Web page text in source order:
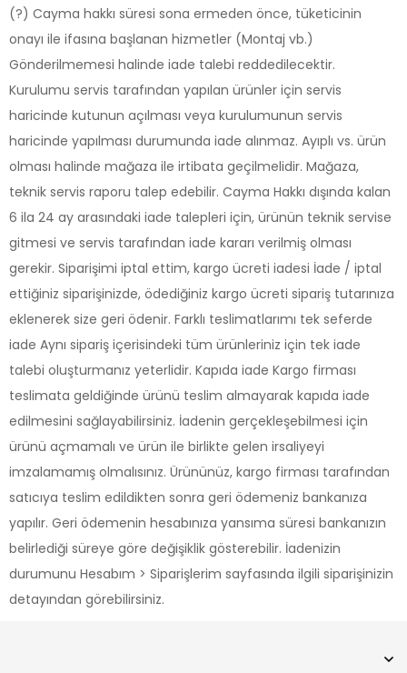
(?) Cayma hakkı süresi sona ermeden önce, tüketicinin
onayı ile ifasına başlanan hizmetler (Montaj vb.)
Gönderilmemesi halinde iade talebi reddedilecektir.
Kurulumu servis tarafından yapılan ürünler için servis
haricinde kutunun açılması veya kurulumunun servis
haricinde yapılması durumunda iade alınmaz. Ayıplı vs. ürün
olması halinde mağaza ile irtibata geçilmelidir. Mağaza,
teknik servis raporu talep edebilir. Cayma Hakkı dışında kalan
6 ila 24 ay arasındaki iade talepleri için, ürünün teknik servise
gitmesi ve servis tarafından iade kararı verilmiş olması
gerekir. Siparişimi iptal ettim, kargo ücreti iadesi İade / iptal
ettiğiniz siparişinizde, ödediğiniz kargo ücreti sipariş tutarınıza
eklenerek size geri ödenir. Farklı teslimatlarımı tek seferde
iade Aynı sipariş içerisindeki tüm ürünleriniz için tek iade
talebi oluşturmanız yeterlidir. Kapıda iade Kargo firması
teslimata geldiğinde ürünü teslim almayarak kapıda iade
edilmesini sağlayabilirsiniz. İadenin gerçekleşebilmesi için
ürünü açmamalı ve ürün ile birlikte gelen irsaliyeyi
imzalamamış olmalısınız. Ürününüz, kargo firması tarafından
satıcıya teslim edildikten sonra geri ödemeniz bankanıza
yapılır. Geri ödemenin hesabınıza yansıma süresi bankanızın
belirlediği süreye göre değişiklik gösterebilir. İadenizin
durumunu Hesabım > Siparişlerim sayfasında ilgili siparişinizin
detayından görebilirsiniz.